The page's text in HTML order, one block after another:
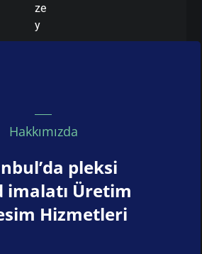
ze
y
Hakkımızda
pleksi
imalatı Üretim
Hizmetleri